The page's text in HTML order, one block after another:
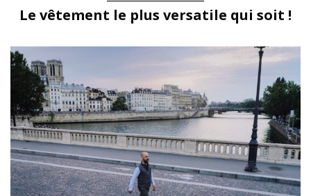
Le vêtement le plus versatile qui soit !